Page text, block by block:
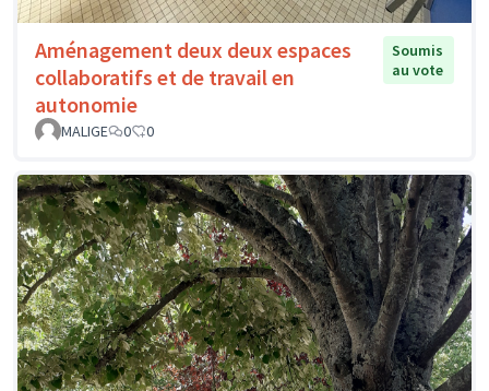
Aménagement deux deux espaces
collaboratifs et de travail en
autonomie
Soumis
au vote
MALIGE 0 0